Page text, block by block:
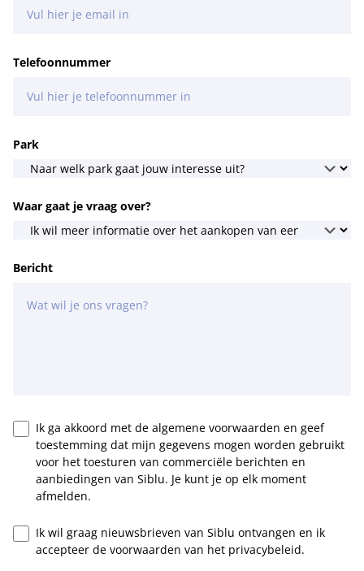
Telefoonnummer
Park
Waar gaat je vraag over?
Bericht
Ik ga akkoord met de algemene voorwaarden en geef
toestemming dat mijn gegevens mogen worden gebruikt
voor het toesturen van commerciële berichten en
aanbiedingen van Siblu. Je kunt je op elk moment
afmelden.
Ik wil graag nieuwsbrieven van Siblu ontvangen en ik
accepteer de voorwaarden van het privacybeleid.